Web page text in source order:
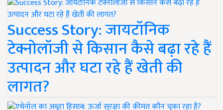
Success Story: जायटॉनिक
टेक्नोलॉजी से किसान कैसे बढ़ा रहे हैं
उत्पादन और घटा रहे हैं खेती की
लागत?